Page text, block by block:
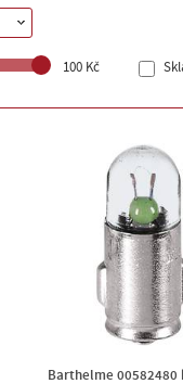
100 Kč
Barthelme